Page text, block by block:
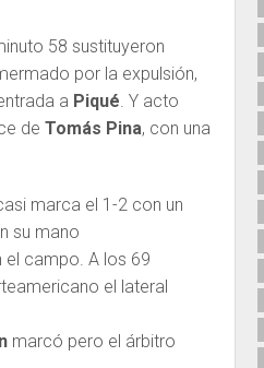
58 sustituyeron
por la expulsión,
a Piqué . Y acto
deTomás Pina, con una
marca el 1-2 con un
su mano
el campo. A los 69
el lateral
marcó pero el árbitro